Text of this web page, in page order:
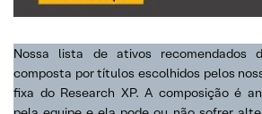
Nossa lista de ativos recomendados
composta por títulos escolhidos pelos
fixa do Research XP. A composição é